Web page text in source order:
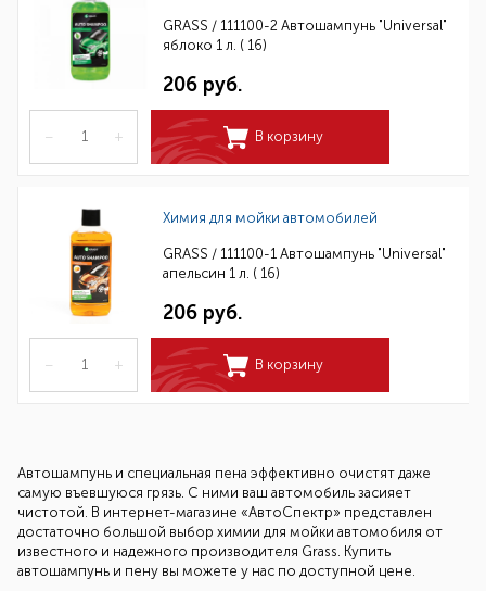
GRASS / 111100-2 Автошампунь "Universal"
яблоко 1 л. ( 16)
206 руб.
– + В корзину
Химия для мойки автомобилей
GRASS / 111100-1 Автошампунь "Universal"
апельсин 1 л. ( 16)
206 руб.
– + В корзину
Автошампунь и специальная пена эффективно очистят даже
самую въевшуюся грязь. С ними ваш автомобиль засияет
чистотой. В интернет-магазине «АвтоСпектр» представлен
достаточно большой выбор химии для мойки автомобиля от
известного и надежного производителя Grass. Купить
автошампунь и пену вы можете у нас по доступной цене.